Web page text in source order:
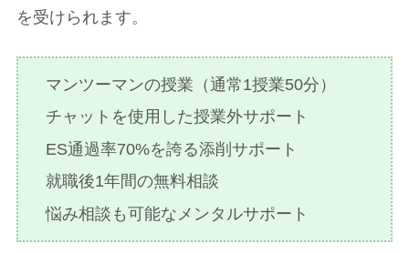
を受けられます。
マンツーマンの授業（通常1授業50分）
チャットを使用した授業外サポート
ES通過率70%を誇る添削サポート
就職後1年間の無料相談
悩み相談も可能なメンタルサポート